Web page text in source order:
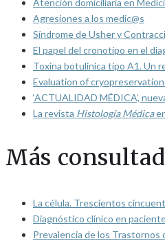
Atención domiciliaria en
Agresiones a los medic@s
Síndrome de Usher y
El papel del cronotipo en el
Toxina botulínica tipo A1. Un
Evaluation of
‘ACTUALIDAD MÉDICA’,
La revista Histología Médica
Más
La célula. Trescientos
Diagnóstico clínico en
Prevalencia de los Trastornos